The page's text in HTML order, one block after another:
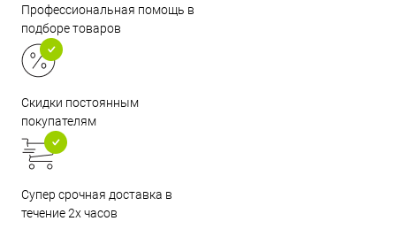
Профессиональная помощь в
подборе товаров
Скидки постоянным
покупателям
Супер срочная доставка в
течение 2х часов